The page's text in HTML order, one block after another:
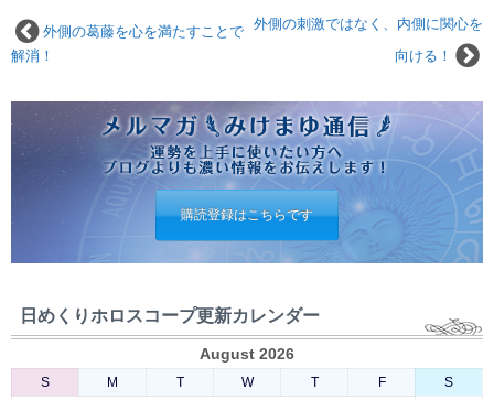
外側の刺激ではなく、内側に関心を
向ける！
外側の葛藤を心を満たすことで
解消！
購読登録はこちらです
日めくりホロスコープ更新カレンダー
August 2026
S M T W T F
S